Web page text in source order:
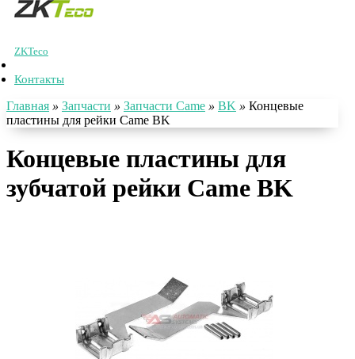
ZKTeco
Контакты
Главная » Запчасти » Запчасти Came » BK » Концевые
пластины для рейки Came BK
Концевые пластины для
зубчатой рейки Came BK